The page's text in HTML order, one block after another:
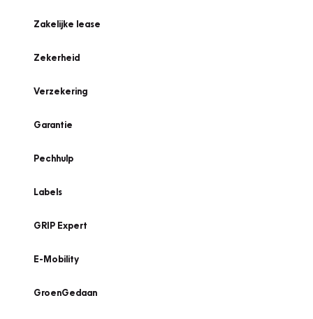
Zakelijke lease
Zekerheid
Verzekering
Garantie
Pechhulp
Labels
GRIP Expert
E-Mobility
GroenGedaan